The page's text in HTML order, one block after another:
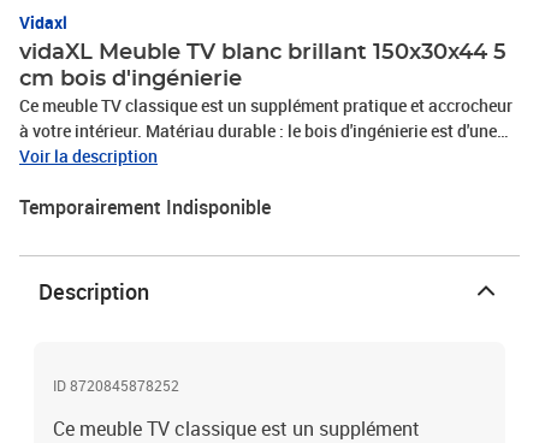
Vidaxl
vidaXL Meuble TV blanc brillant 150x30x44 5
cm bois d'ingénierie
Ce meuble TV classique est un supplément pratique et accrocheur
à votre intérieur. Matériau durable : le bois d'ingénierie est d'une
qualité exceptionnelle avec une surface lisse et présente
espace de rangement : le meuble TV offre un grand espace de
les appareils de streaming et les supports multimédias à portée de
main.Fonction d'affichage : vous pouvez également placer vos
photos, décorations ou fleurs préférées sur le dessus du meuble
H)L'assemblage est requis
Voir la description
Temporairement Indisponible
Description
ID 8720845878252
Ce meuble TV classique est un supplément